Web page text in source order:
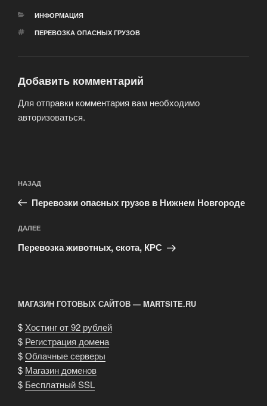
РУБРИКИ
ИНФОРМАЦИЯ
МЕТКИ
ПЕРЕВОЗКА ОПАСНЫХ ГРУЗОВ
Добавить комментарий
Для отправки комментария вам необходимо
авторизоваться.
по
записям
Предыдущая
запись:
НАЗАД
Перевозки опасных грузов в Нижнем Новгороде
Следующая
запись
ДАЛЕЕ
Перевозка животных, скота, КРС
МАГАЗИН ГОТОВЫХ САЙТОВ — MARTSITE.RU
$ Хостинг от 92 рублей
$ Регистрация домена
$Облачные серверы
$ Магазин доменов
$ Бесплатный SSL